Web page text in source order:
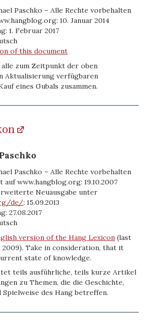
Paschko – Alle Rechte vorbehalten
10. Januar 2014
1. Februar 2017
of this document
zum Zeitpunkt der oben
Aktualisierung verfügbaren
eines Gubals zusammen.
Paschko – Alle Rechte vorbehalten
www.hangblog.org: 19.10.2007
Neuausgabe unter
de/: 15.09.2013
27.08.2017
version of the Hang Lexicon (last
2009). Take in consideration, that it
state of knowledge.
teils ausführliche, teils kurze Artikel
zu Themen, die die Geschichte,
Spielweise des Hang betreffen.